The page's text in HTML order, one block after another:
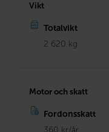
Vikt
Totalvikt
2 620 kg
Motor och skatt
Fordonsskatt
360 kr/år